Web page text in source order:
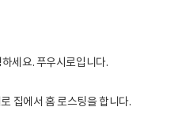
하세요. 푸우시로입니다.
집에서 홈 로스팅을 합니다.